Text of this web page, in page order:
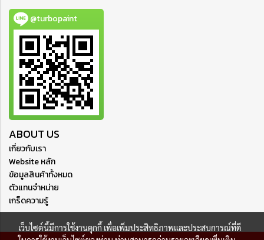
@turbopaint
ABOUT US
เกี่ยวกับเรา
Website หลัก
ข้อมูลสินค้าทั้งหมด
ตัวแทนจำหน่าย
เกร็ดความรู้
เว็บไซต์นี้มีการใช้งานคุกกี้ เพื่อเพิ่มประสิทธิภาพและประสบการณ์ที่ดี